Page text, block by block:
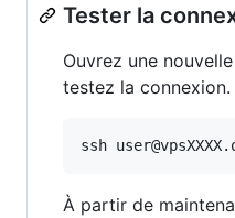
Tester la
Ouvrez une
testez la connexion.
ssh
À partir de